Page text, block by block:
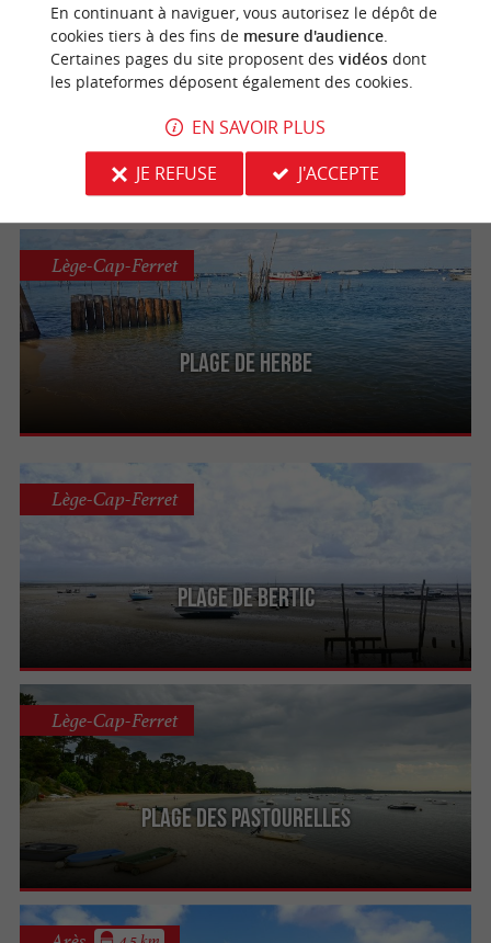
Plage de la Vigne
Lège-Cap-Ferret
Plage de Herbe
Lège-Cap-Ferret
Plage de Bertic
Lège-Cap-Ferret
Plage des Pastourelles
Lège-Cap-Ferret
En continuant à naviguer, vous autorisez le dépôt de
cookies tiers à des fins de mesure d'audience.
Certaines pages du site proposent des vidéosdont
les plateformes déposent également des cookies.
EN SAVOIR PLUS
JE REFUSE
J'ACCEPTE